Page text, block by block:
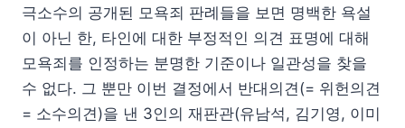
극소수의 공개된 모욕죄 판례들을 보면 명백한 욕설
이 아닌 한, 타인에 대한 부정적인 의견 표명에 대해
모욕죄를 인정하는 분명한 기준이나 일관성을 찾을
수 없다. 그 뿐만 이번 결정에서 반대의견(= 위헌의견
= 소수의견)을 낸 3인의 재판관(유남석, 김기영, 이미